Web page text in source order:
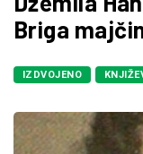
Briga
IZDVOJENO